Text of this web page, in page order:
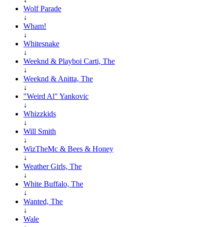
Wolf Parade
↓
Wham!
↓
Whitesnake
↓
Weeknd & Playboi Carti, The
↓
Weeknd & Anitta, The
↓
"Weird Al" Yankovic
↓
Whizzkids
↓
Will Smith
↓
WizTheMc & Bees & Honey
↓
Weather Girls, The
↓
White Buffalo, The
↓
Wanted, The
↓
Wale